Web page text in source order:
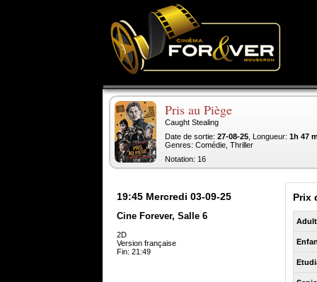
Pris au Piège
Caught Stealing
Date de sortie: 27-08-25 , Longueur: 1h 47
Genres: Comédie, Thriller
Notation: 16
19:45 Mercredi 03-09-25
Cine Forever, Salle 6
2D
Version française
Fin: 21:49
Prix